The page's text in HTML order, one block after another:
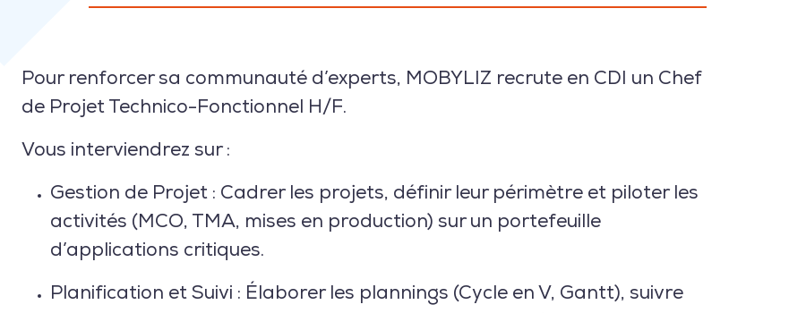
Pour renforcer sa communauté d’experts, MOBYLIZ recrute en CDI un Chef
de Projet Technico-Fonctionnel H/F.
Vous interviendrez sur :
Gestion de Projet : Cadrer les projets, définir leur périmètre et piloter les
activités (MCO, TMA, mises en production) sur un portefeuille
d’applications critiques.
Planification et Suivi : Élaborer les plannings (Cycle en V, Gantt), suivre